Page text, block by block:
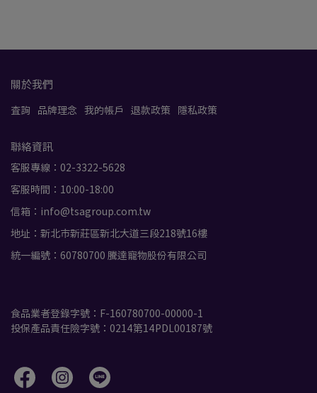
關於我們
查詢 品牌理念 我的帳戶 退款政策 隱私政策
聯絡資訊
客服專線：02-3322-5628
客服時間：10:00-18:00
信箱：info@tsagroup.com.tw
地址：新北市新莊區新北大道三段218號16樓
統一編號：60780700 騰達寵物股份有限公司
食品業者登錄字號：F-160780700-00000-1
投保產品責任險字號：0214第14PDL00187號